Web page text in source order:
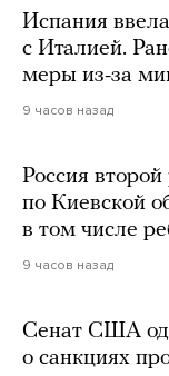
Испания
с Италией.
меры из-за
9 часов назад
Россия
по Киевской
в том числе
9 часов назад
Сенат США
о санкциях